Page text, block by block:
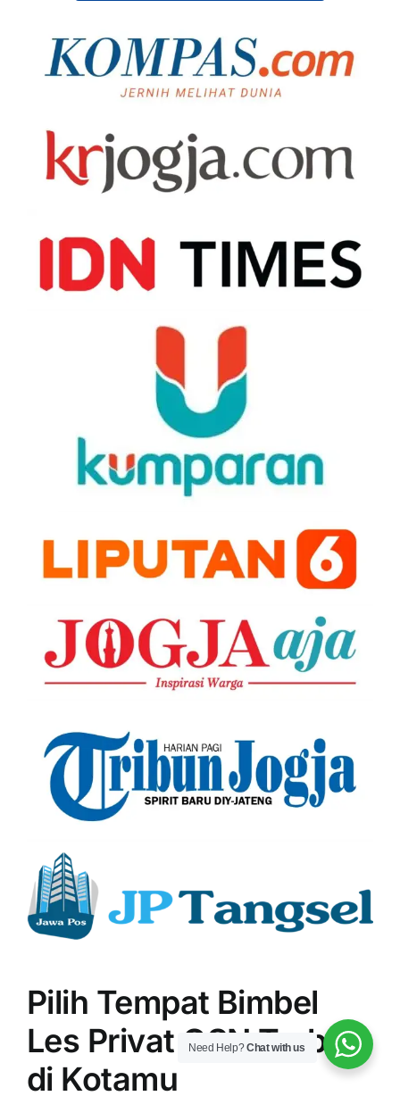
Pilih Tempat Bimbel
Les Privat OSN Terbaik
di Kotamu
Need Help?Chat with us